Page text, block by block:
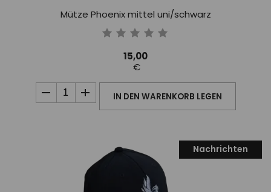
Mütze Phoenix mittel uni/schwarz
15,00
€
IN DEN WARENKORB LEGEN
Nachrichten